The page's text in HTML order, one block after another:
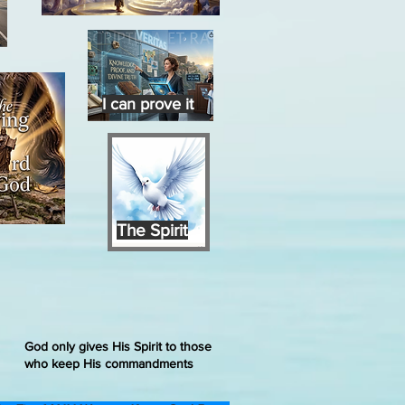
The Spirit
I can prove it
God only gives His Spirit to those
who keep His commandments